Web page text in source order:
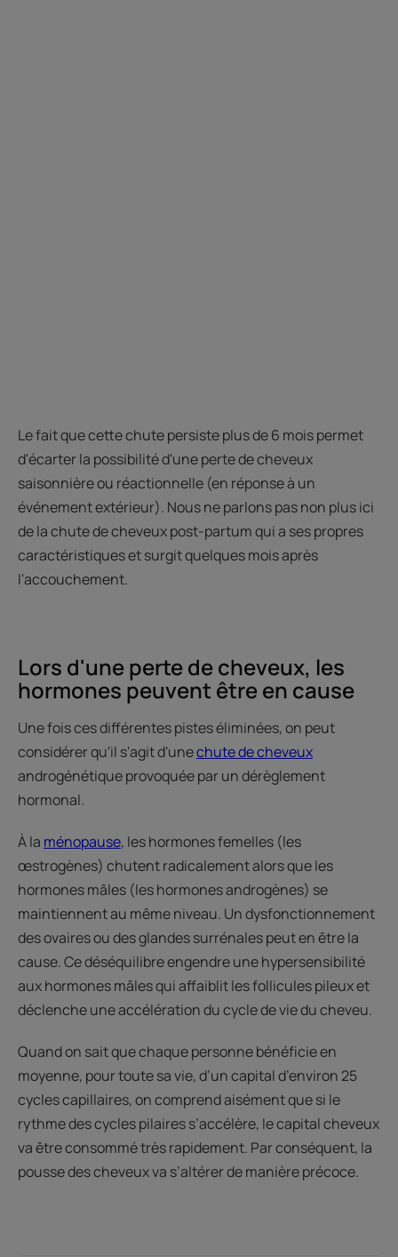
Le fait que cette chute persiste plus de 6 mois permet
d'écarter la possibilité d'une perte de cheveux
saisonnière ou réactionnelle (en réponse à un
événement extérieur). Nous ne parlons pas non plus ici
de la chute de cheveux post-partum qui a ses propres
caractéristiques et surgit quelques mois après
l'accouchement.
Lors d'une perte de cheveux, les
hormones peuvent être en cause
Une fois ces différentes pistes éliminées, on peut
considérer qu'il s'agit d'unechute de cheveux
androgénétique provoquée par un dérèglement
hormonal.
À la ménopause, les hormones femelles (les
œstrogènes) chutent radicalement alors que les
hormones mâles (les hormones androgènes) se
maintiennent au même niveau. Un dysfonctionnement
des ovaires ou des glandes surrénales peut en être la
cause. Ce déséquilibre engendre une hypersensibilité
aux hormones mâles qui affaiblit les follicules pileux et
déclenche une accélération du cycle de vie du cheveu.
Quand on sait que chaque personne bénéficie en
moyenne, pour toute sa vie, d’un capital d’environ 25
cycles capillaires, on comprend aisément que si le
rythme des cycles pilaires s’accélère, le capital cheveux
va être consommé très rapidement. Par conséquent, la
pousse des cheveux va s’altérer de manière précoce.